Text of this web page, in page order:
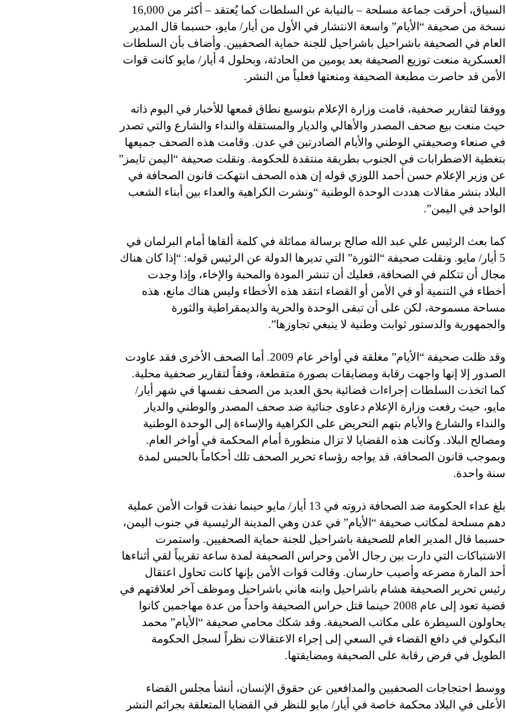
السياق، أحرقت جماعة مسلحة – بالنيابة عن السلطات كما يُعتقد – أكثر من 16,000
نسخة من صحيفة “الأيام” واسعة الانتشار في الأول من أيار/ مايو، حسبما قال المدير
العام في الصحيفة باشراحيل باشراحيل للجنة حماية الصحفيين. وأضاف بأن السلطات
العسكرية منعت توزيع الصحيفة بعد يومين من الحادثة، وبحلول 4 أيار/ مايو كانت قوات
الأمن قد حاصرت مطبعة الصحيفة ومنعتها فعلياً من النشر.
ووفقا لتقارير صحفية، قامت وزارة الإعلام بتوسيع نطاق قمعها للأخبار في اليوم ذاته
حيث منعت بيع صحف المصدر والأهالي والديار والمستقلة والنداء والشارع والتي تصدر
في صنعاء وصحيفتي الوطني والأيام الصادرتين في عدن. وقامت هذه الصحف جميعها
بتغطية الاضطرابات في الجنوب بطريقة منتقدة للحكومة. ونقلت صحيفة “اليمن تايمز”
عن وزير الإعلام حسن أحمد اللوزي قوله إن هذه الصحف انتهكت قانون الصحافة في
البلاد بنشر مقالات هددت الوحدة الوطنية “ونشرت الكراهية والعداء بين أبناء الشعب
الواحد في اليمن”.
كما بعث الرئيس علي عبد الله صالح برسالة مماثلة في كلمة ألقاها أمام البرلمان في
5 أيار/ مايو. ونقلت صحيفة “الثورة” التي تديرها الدولة عن الرئيس قوله: “إذا كان هناك
مجال أن تتكلم في الصحافة، فعليك أن تنشر المودة والمحبة والإخاء، وإذا وجدت
أخطاء في التنمية أو في الأمن أو القضاء انتقد هذه الأخطاء وليس هناك مانع، هذه
مساحة مسموحة، لكن على أن تبقى الوحدة والحرية والديمقراطية والثورة
والجمهورية والدستور ثوابت وطنية لا ينبغي تجاوزها”.
وقد ظلت صحيفة “الأيام” مغلقة في أواخر عام 2009. أما الصحف الأخرى فقد عاودت
الصدور إلا إنها واجهت رقابة ومضايقات بصورة متقطعة، وفقاً لتقارير صحفية محلية.
كما اتخذت السلطات إجراءات قضائية بحق العديد من الصحف نفسها في شهر أيار/
مايو، حيث رفعت وزارة الإعلام دعاوى جنائية ضد صحف المصدر والوطني والديار
والنداء والشارع والأيام بتهم التحريض على الكراهية والإساءة إلى الوحدة الوطنية
ومصالح البلاد. وكانت هذه القضايا لا تزال منظورة أمام المحكمة في أواخر العام.
وبموجب قانون الصحافة، قد يواجه رؤساء تحرير الصحف تلك أحكاماً بالحبس لمدة
سنة واحدة.
بلغ عداء الحكومة ضد الصحافة ذروته في 13 أيار/ مايو حينما نفذت قوات الأمن عملية
دهم مسلحة لمكاتب صحيفة “الأيام” في عدن وهي المدينة الرئيسية في جنوب اليمن،
حسبما قال المدير العام للصحيفة باشراحيل للجنة حماية الصحفيين. واستمرت
الاشتباكات التي دارت بين رجال الأمن وحراس الصحيفة لمدة ساعة تقريباً لقي أثناءها
أحد المارة مصرعه وأصيب حارسان. وقالت قوات الأمن بإنها كانت تحاول اعتقال
رئيس تحرير الصحيفة هشام باشراحيل وابنه هاني باشراحيل وموظف آخر لعلاقتهم في
قضية تعود إلى عام 2008 حينما قتل حراس الصحيفة واحداً من عدة مهاجمين كانوا
يحاولون السيطرة على مكاتب الصحيفة. وقد شكك محامي صحيفة “الأيام” محمد
البكولي في دافع القضاء في السعي إلى إجراء الاعتقالات نظراً لسجل الحكومة
الطويل في فرض رقابة على الصحيفة ومضايقتها.
ووسط احتجاجات الصحفيين والمدافعين عن حقوق الإنسان، أنشأ مجلس القضاء
الأعلى في البلاد محكمة خاصة في أيار/ مايو للنظر في القضايا المتعلقة بجرائم النشر